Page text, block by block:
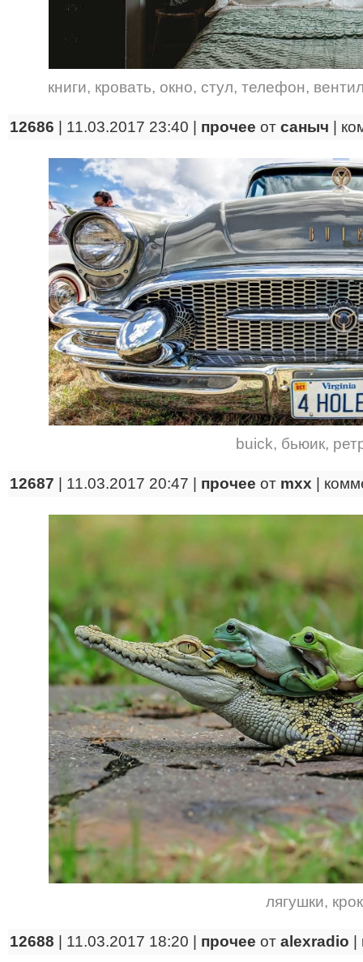
книги, кровать, окно, стул, телефон,
12686 | 11.03.2017 23:40 | прочее от саныч
buick, бьюик,
12687 | 11.03.2017 20:47 | прочее от mxx
лягушки,
12688 | 11.03.2017 18:20 | прочее от alexradio